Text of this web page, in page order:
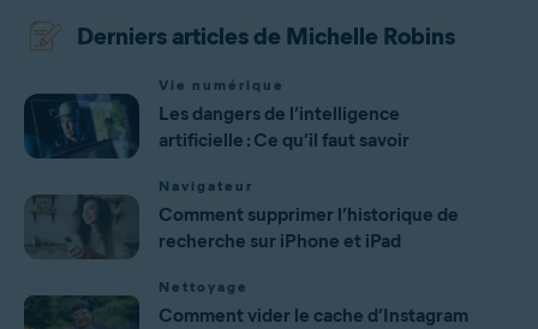
Derniers articles de Michelle Robins
Vie numérique
Les dangers de l’intelligence
artificielle : Ce qu’il faut savoir
Navigateur
Comment supprimer l’historique de
recherche sur iPhone et iPad
Nettoyage
Comment vider le cache d’Instagram